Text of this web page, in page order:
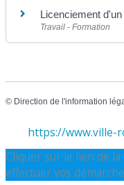
Licenciement
Travail - Formation
© Direction de l'information
https://www.ville-
Cliquer sur le lien de
effectuer vos